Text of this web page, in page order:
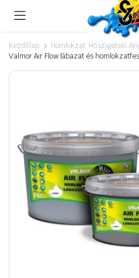
Kezdőlap
Homlokzat, Hőszigetelő
Valmor Air Flow lábazat és